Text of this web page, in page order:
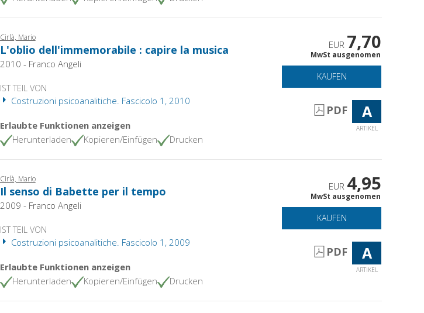
Cirlà, Mario
L'oblio dell'immemorabile : capire la musica
2010 - Franco Angeli
IST TEIL VON
Costruzioni psicoanalitiche. Fascicolo 1, 2010
Erlaubte Funktionen anzeigen
Herunterladen
Kopieren/Einfügen Drucken
EUR 7,70
MwSt ausgenomen
KAUFEN
PDF A
ARTIKEL
Cirlà, Mario
Il senso di Babette per il tempo
2009 - Franco Angeli
IST TEIL VON
Costruzioni psicoanalitiche. Fascicolo 1, 2009
Erlaubte Funktionen anzeigen
Herunterladen
Kopieren/Einfügen Drucken
EUR 4,95
MwSt ausgenomen
KAUFEN
PDF A
ARTIKEL